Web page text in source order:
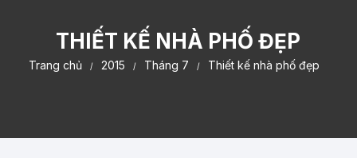
THIẾT KẾ NHÀ PHỐ ĐẸP
Trang chủ 2015 Tháng 7 Thiết kế nhà phố đẹp